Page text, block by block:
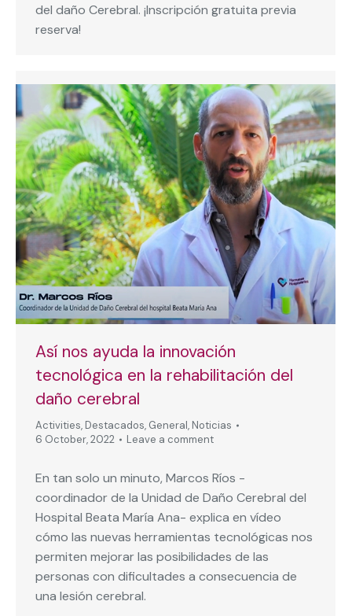
del daño Cerebral. ¡Inscripción gratuita previa
reserva!
Así nos ayuda la innovación
tecnológica en la rehabilitación del
daño cerebral
Activities, Destacados, General, Noticias
6 October, 2022
Leave a comment
En tan solo un minuto, Marcos Ríos -
coordinador de la Unidad de Daño Cerebral del
Hospital Beata María Ana- explica en vídeo
cómo las nuevas herramientas tecnológicas nos
permiten mejorar las posibilidades de las
personas con dificultades a consecuencia de
una lesión cerebral.